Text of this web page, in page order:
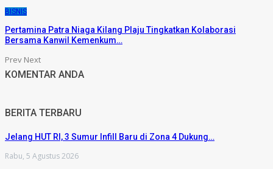
BISNIS
Pertamina Patra Niaga Kilang Plaju Tingkatkan Kolaborasi
Bersama Kanwil Kemenkum…
Prev Next
KOMENTAR ANDA
BERITA TERBARU
Jelang HUT RI, 3 Sumur Infill Baru di Zona 4 Dukung…
Rabu, 5 Agustus 2026